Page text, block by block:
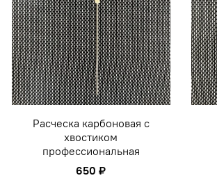
Расческа карбоновая с
хвостиком
профессиональная
650 ₽